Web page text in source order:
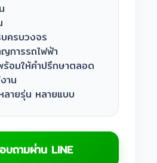
ครบวงจร
การรถไฟฟ้า
ร้อมให้คำปรึกษาตลอด
าน
ลายรุ่น หลายแบบ
บถามผ่าน LINE